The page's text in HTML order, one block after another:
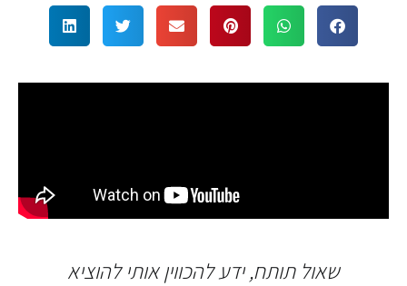
שאול תותח, ידע להכווין אותי להוציא